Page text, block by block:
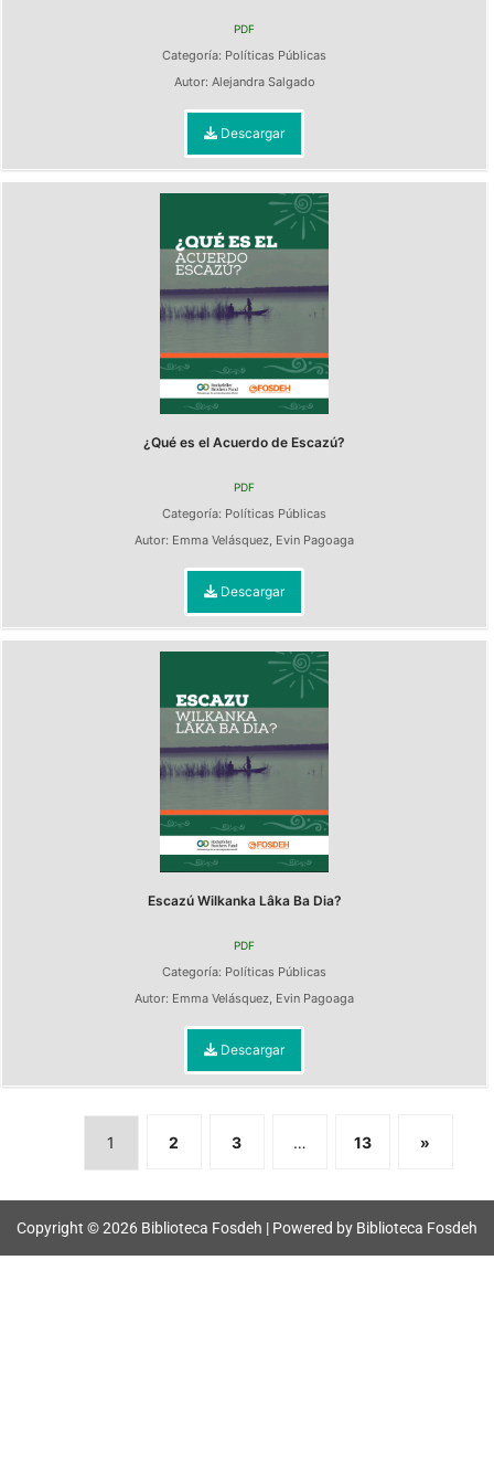
PDF
Categoría: Políticas Públicas
Autor: Alejandra Salgado
Descargar
¿Qué es el Acuerdo de Escazú?
PDF
Categoría: Políticas Públicas
Autor: Emma Velásquez, Evin Pagoaga
Descargar
Escazú Wilkanka Lâka Ba Dia?
PDF
Categoría: Políticas Públicas
Autor: Emma Velásquez, Evin Pagoaga
Descargar
1 2 3 … 13 »
Copyright © 2026 Biblioteca Fosdeh | Powered by Biblioteca Fosdeh